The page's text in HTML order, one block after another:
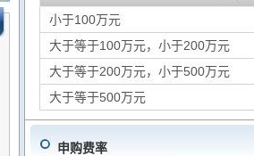
小于100万元
大于等于100万元，小于200万元
大于等于200万元，小于500万元
大于等于500万元
申购费率